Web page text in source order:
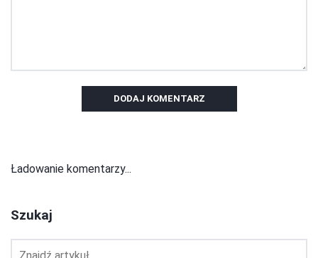
DODAJ KOMENTARZ
Ładowanie komentarzy...
Szukaj